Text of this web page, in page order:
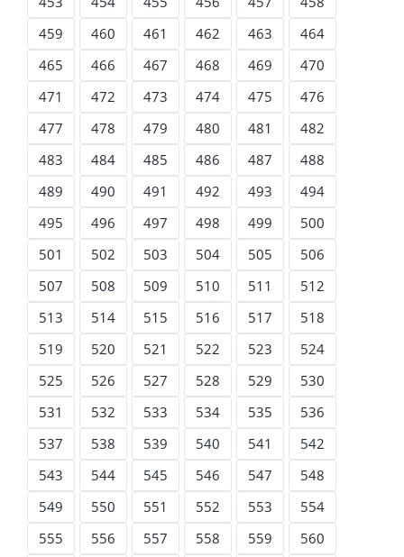
459
460 461 462 463
464
465
466 467 468 469
470
471
472 473 474 475
476
477
478 479 480 481
482
483
484 485 486 487
488
489
490 491 492 493
494
495
496 497 498 499
500
501
502 503 504 505
506
507
508 509 510 511
512
513
514 515 516 517
518
519
520 521 522 523
524
525
526 527 528 529
530
531
532 533 534 535
536
537
538 539 540 541
542
543
544 545 546 547
548
549
550 551 552 553
554
555
556 557 558 559
560